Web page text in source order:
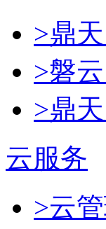
>鼎
>磐
>鼎
云服务
>云